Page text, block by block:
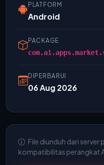
PLATFORM
Android
PACKAGE
DIPERBARUI
06 Aug 2026
File diunduh dari server
kompatibilitas perangkat